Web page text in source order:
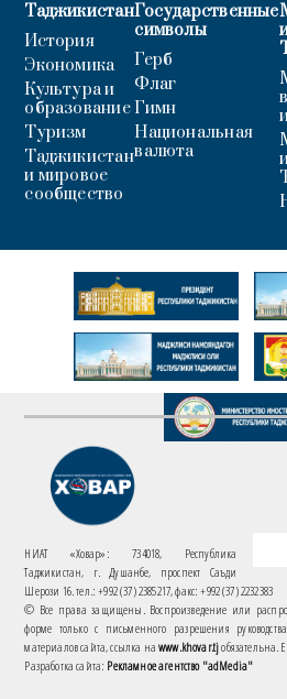
Таджикистан
История
Экономика
Культура и
образование
Туризм
Таджикистан
и мировое
сообщество
Государственные
символы
Герб
Флаг
Гимн
Национальная
валюта
НИАТ «Ховар»: 734018, Республика
Таджикистан, г. Душанбе, проспект Саъди
Шерози 16. тел.: +992 (37) 2385217, факс: +992 (37) 2232383
© Все права защищены. Воспроизведение или
форме только с письменного разрешения руководства
материалов сайта, ссылка наwww.khovar.tjобязательна.
Разработка сайта: Рекламное агентство "adMedia"